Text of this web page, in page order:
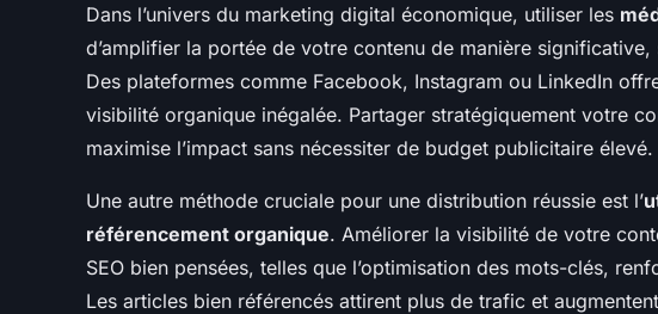
Dans l’univers du marketing digital économique, utiliser les
d’amplifier la portée de votre contenu de manière
Des plateformes comme Facebook, Instagram ou LinkedIn
visibilité organique inégalée. Partager stratégiquement votre
maximise l’impact sans nécessiter de budget publicitaire élevé.
Une autre méthode cruciale pour une distribution réussie est l’
référencement organique. Améliorer la visibilité de votre
SEO bien pensées, telles que l’optimisation des mots-clés,
Les articles bien référencés attirent plus de trafic et